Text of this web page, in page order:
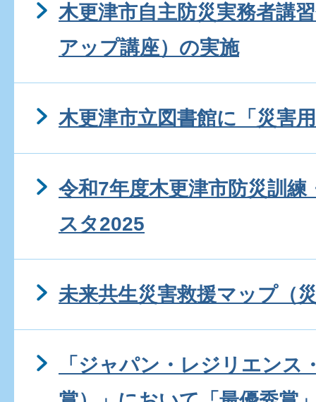
木更津市自主防災実務者講
アップ講座）の実施
木更津市立図書館に「災害
令和7年度木更津市防災訓
スタ2025
未来共生災害救援マップ（
「ジャパン・レジリエンス